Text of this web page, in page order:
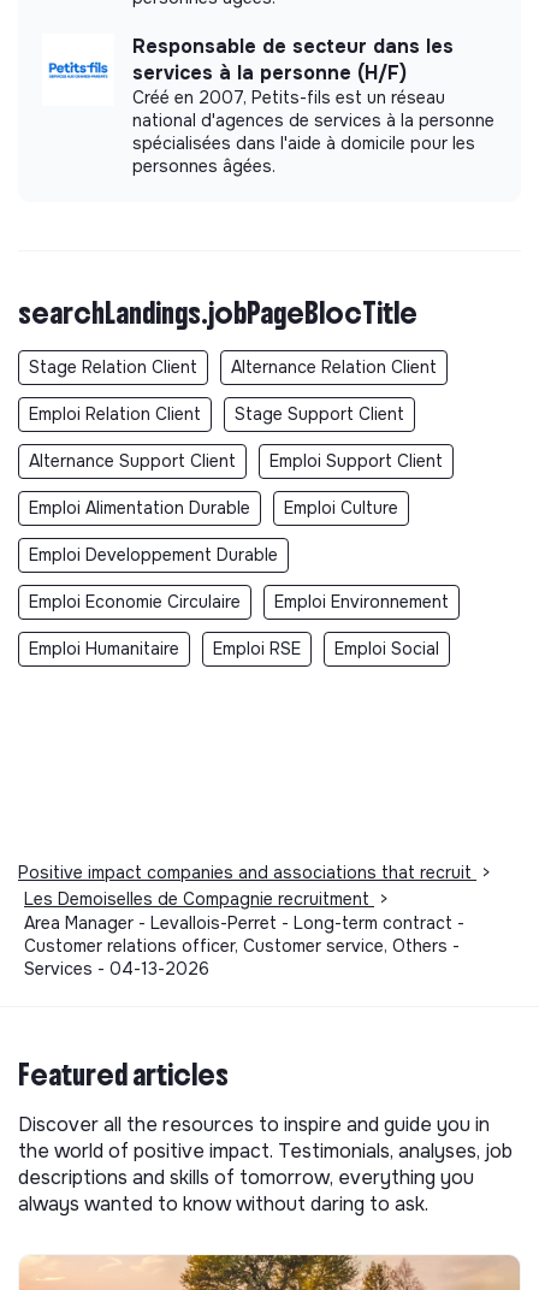
Responsable de secteur dans les
services à la personne (H/F)
Créé en 2007, Petits-fils est un réseau
national d'agences de services à la personne
spécialisées dans l'aide à domicile pour les
personnes âgées.
searchLandings.jobPageBlocTitle
Stage Relation Client Alternance Relation Client
Emploi Relation Client Stage Support Client
Alternance Support Client Emploi Support Client
Emploi Alimentation Durable Emploi Culture
Emploi Developpement Durable
Emploi Economie Circulaire Emploi Environnement
Emploi Humanitaire Emploi RSE Emploi Social
Positive impact companies and associations that recruit
>
Les Demoiselles de Compagnie recruitment
>
Area Manager - Levallois-Perret - Long-term contract -
Customer relations officer, Customer service, Others -
Services - 04-13-2026
Featured articles
Discover all the resources to inspire and guide you in
the world of positive impact. Testimonials, analyses, job
descriptions and skills of tomorrow, everything you
always wanted to know without daring to ask.